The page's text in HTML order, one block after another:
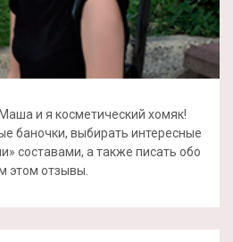
и я косметический хомяк!
баночки, выбирать интересные
составами, а также писать обо
этом отзывы.